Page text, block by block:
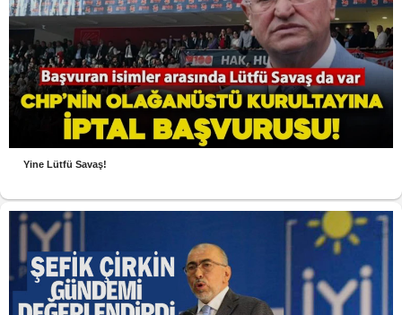
Yine Lütfü Savaş!